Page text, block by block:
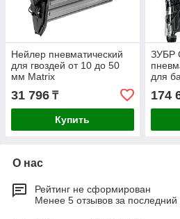
Нейлер пневматический
для гвоздей от 10 до 50
мм Matrix
31 796 ₸
Купить
ЗУБР
для
174
О нас
Рейтинг не сформирован
Менее 5 отзывов за последний